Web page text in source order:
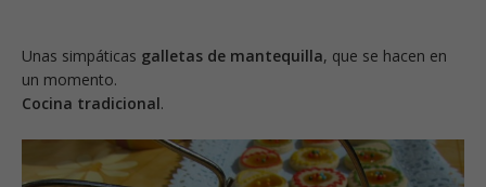
Unas simpáticas galletas de mantequilla, que se hacen en
un momento.
Cocina tradicional.